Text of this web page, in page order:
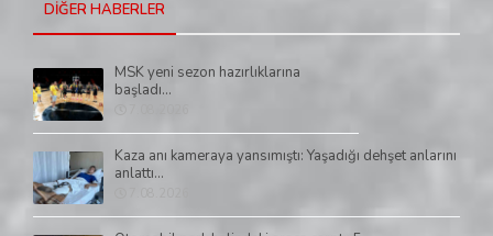
DİĞER HABERLER
MSK yeni sezon hazırlıklarına
başladı...
Kaza anı kameraya yansımıştı: Yaşadığı dehşet anlarını
anlattı...